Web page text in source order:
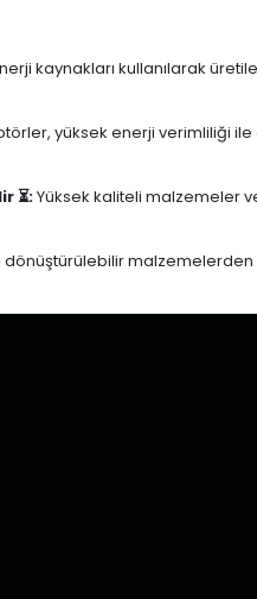
kaynakları kullanılarak
yüksek enerji verimliliği ile
⏳:Yüksek kaliteli malzemeler
dönüştürülebilir malzemelerden